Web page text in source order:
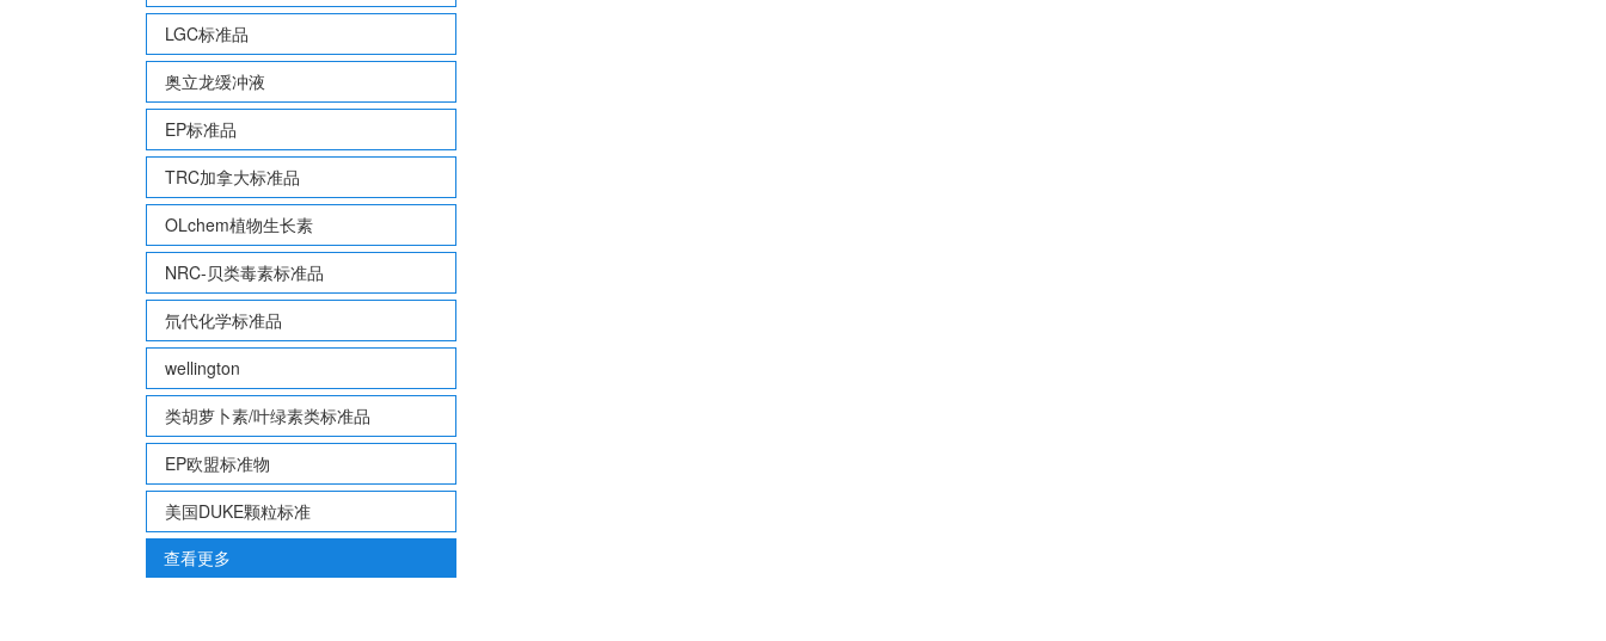
LGC标准品
奥立龙缓冲液
EP标准品
TRC加拿大标准品
OLchem植物生长素
NRC-贝类毒素标准品
氘代化学标准品
wellington
类胡萝卜素/叶绿素类标准品
EP欧盟标准物
美国DUKE颗粒标准
查看更多